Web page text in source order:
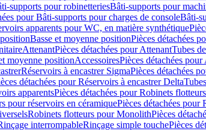
supports pour robinetteriesBâti-supports pour
pour Bâti-supports pour charges de consoleBâti-
apparents pour WC, en matière synthétique
Basse et moyenne positionPièces détachées
AttenantPièces détachées pour AttenantTubes
moyenne positionAccessoiresPièces détachées pour
Réservoirs à encastrer SigmaPièces détachées
détachées pour Réservoirs à encastrer Delta
apparentsPièces détachées pour Robinets
pour réservoirs en céramiquePièces détachées pour
Robinets flotteurs pour MonolithPièces
interrompableRinçage simple touchePièces